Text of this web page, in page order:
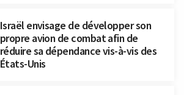
Israël envisage de développer son
propre avion de combat afin de
réduire sa dépendance vis-à-vis des
États-Unis